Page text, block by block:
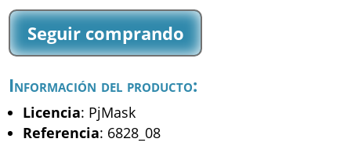
-
(6828_08)
cantidad
Seguir comprando
Información del producto:
Licencia: PjMask
Referencia: 6828_08